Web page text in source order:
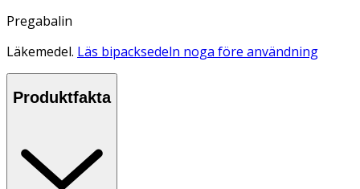
Pregabalin
Läkemedel. Läs bipacksedeln noga före användning
Produktfakta